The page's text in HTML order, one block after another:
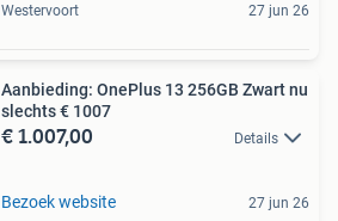
Westervoort 27 jun 26
Aanbieding: OnePlus 13 256GB Zwart nu
slechts € 1007
€ 1.007,00 Details
Bezoek website 27 jun 26